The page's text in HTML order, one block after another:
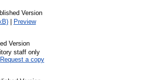
Version
|
Preview
Version
staff only
Request a copy